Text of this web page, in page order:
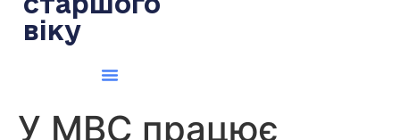
віку
У МВС працює